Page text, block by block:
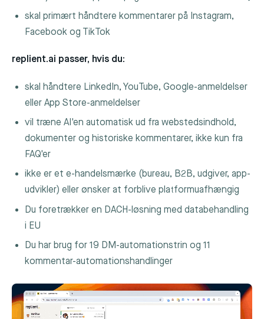
skal primært håndtere kommentarer på Instagram,
Facebook og TikTok
replient.ai passer, hvis du:
skal håndtere LinkedIn, YouTube, Google-anmeldelser
eller App Store-anmeldelser
vil træne AI'en automatisk ud fra webstedsindhold,
dokumenter og historiske kommentarer, ikke kun fra
FAQ'er
ikke er et e-handelsmærke (bureau, B2B, udgiver, app-
udvikler) eller ønsker at forblive platformuafhængig
Du foretrækker en DACH-løsning med databehandling
i EU
Du har brug for 19 DM-automationstrin og 11
kommentar-automationshandlinger